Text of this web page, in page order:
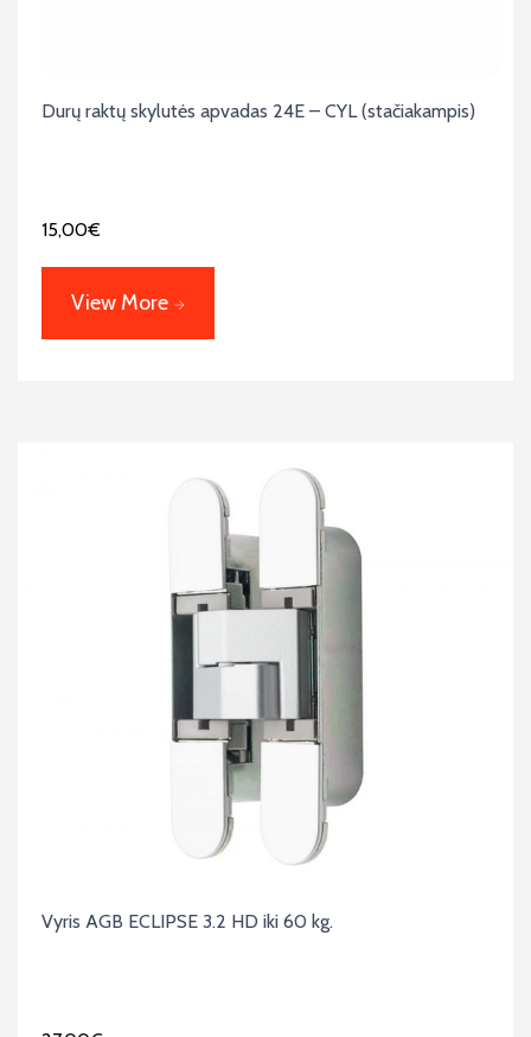
Durų raktų skylutės apvadas 24E – CYL (stačiakampis)
15,00€
View More
Vyris AGB ECLIPSE 3.2 HD iki 60 kg.